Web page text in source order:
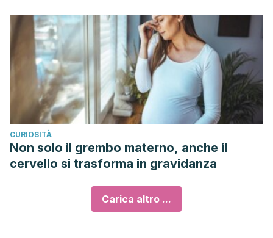
CURIOSITÀ
Non solo il grembo materno, anche il
cervello si trasforma in gravidanza
Carica altro ...